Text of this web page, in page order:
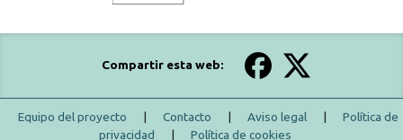
Compartir esta web:
Equipo del proyecto | Contacto | Aviso legal |
Política de
privacidad
| Política de cookies